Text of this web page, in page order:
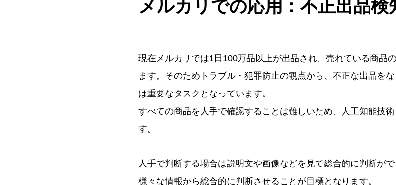
メルカリでの応用：不正出品検
現在メルカリでは1日100万品以上が出品され、売れている商品
ます。そのためトラブル・犯罪防止の観点から、不正な出品を
は重要なタスクとなっています。
すべての商品を人手で確認することは難しいため、人工知能技
す。
人手で判断する場合は説明文や画像などを見て総合的に判断が
様々な情報から総合的に判断させることが目標となります。